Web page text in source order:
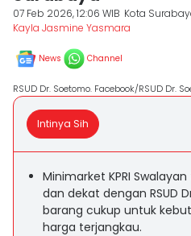
07 Feb 2026, 12:06 WIB Kota
Kayla Jasmine Yasmara
News Channel
RSUD Dr. Soetomo. Facebook/RSUD Dr.
Intinya Sih
Minimarket KPRI
dan dekat dengan RSUD
barang cukup untuk
harga terjangkau.